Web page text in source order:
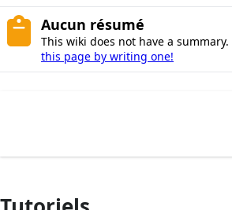
Aucun résumé
This wiki does not have a summary.
this page by writing one!